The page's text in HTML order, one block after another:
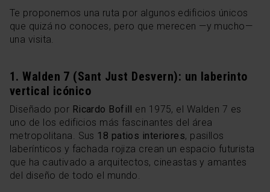
Te proponemos una ruta por algunos edificios únicos
que quizá no conoces, pero que merecen —y mucho—
una visita.
1. Walden 7 (Sant Just Desvern): un laberinto
vertical icónico
Diseñado por Ricardo Bofill
en 1975, el Walden 7 es
uno de los edificios más fascinantes del área
metropolitana. Sus 18 patios interiores, pasillos
laberínticos y fachada rojiza crean un espacio futurista
que ha cautivado a arquitectos, cineastas y amantes
del diseño de todo el mundo.